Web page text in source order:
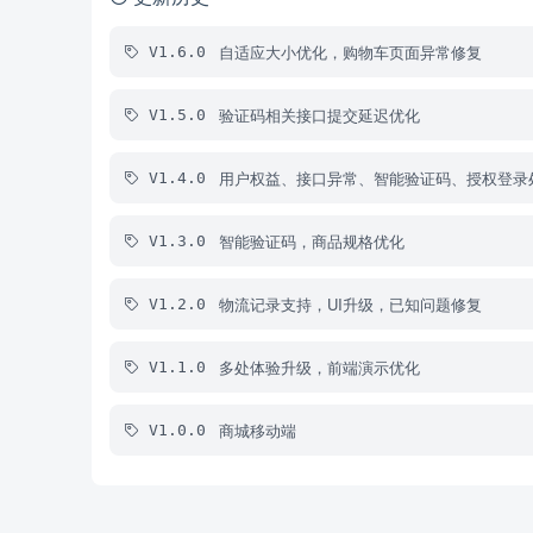
V1.6.0 自适应大小优化，购物车页面异常修复
V1.5.0 验证码相关接口提交延迟优化
V1.4.0 用户权益、接口异常、智能验证码、授权登录
V1.3.0 智能验证码，商品规格优化
V1.2.0 物流记录支持，UI升级，已知问题修复
V1.1.0 多处体验升级，前端演示优化
V1.0.0 商城移动端